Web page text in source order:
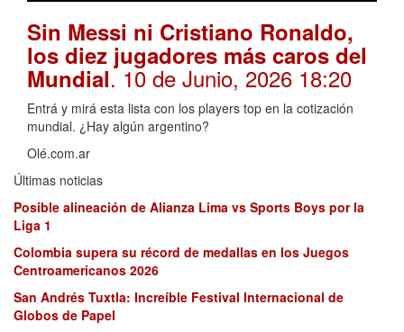
Sin Messi ni Cristiano Ronaldo,
los diez jugadores más caros del
Mundial. 10 de Junio, 2026 18:20
Entrá y mirá esta lista con los players top en la cotización
mundial. ¿Hay algún argentino?
Olé.com.ar
Últimas noticias
Posible alineación de Alianza Lima vs Sports Boys por la
Liga 1
Colombia supera su récord de medallas en los Juegos
Centroamericanos 2026
San Andrés Tuxtla: Increíble Festival Internacional de
Globos de Papel